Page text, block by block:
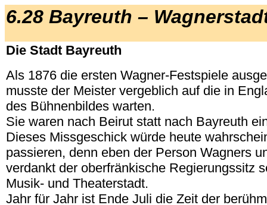
6.28 Bayreuth –
Die Stadt Bayreuth
Als 1876 die ersten Wagner-Festspiele
musste der Meister vergeblich auf die in
des Bühnenbildes warten.
Sie waren nach Beirut statt nach Bayreuth
Dieses Missgeschick würde heute
passieren, denn eben der Person Wagners
verdankt der oberfränkische Regierungssitz
Musik- und Theaterstadt.
Jahr für Jahr ist Ende Juli die Zeit der